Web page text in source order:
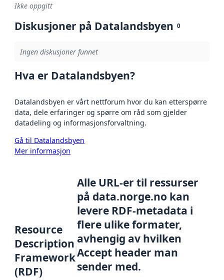
Ikke oppgitt
Diskusjoner på Datalandsbyen 0
Ingen diskusjoner funnet
Hva er Datalandsbyen?
Datalandsbyen er vårt nettforum hvor du kan etterspørre
data, dele erfaringer og spørre om råd som gjelder
datadeling og informasjonsforvaltning.
Gå til Datalandsbyen
Mer informasjon
Resource
Description
Framework
(RDF)
Alle URL-er til ressurser
på data.norge.no kan
levere RDF-metadata i
flere ulike formater,
avhengig av hvilken
Accept header man
sender med.